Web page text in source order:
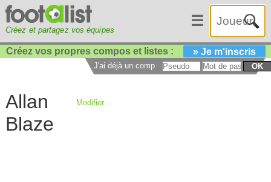
Créez et partagez vos équipes
☰
Créez vos propres compos et listes : » Je m'inscris
J'ai déjà un compte : OK
Allan
Blaze
Modifier